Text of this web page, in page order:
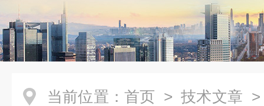
当前位置： 首页 > 技术文章 >